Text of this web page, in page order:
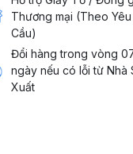
Thương mại (Theo Yêu
Cầu)
Đổi hàng trong vòng
ngày nếu có lỗi từ Nhà
Xuất